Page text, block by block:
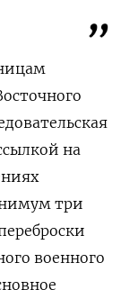
на
три
военного